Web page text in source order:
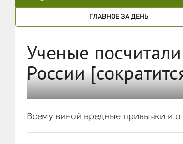
ГЛАВНОЕ ЗА ДЕНЬ
Ученые
России
Всему виной вредные привычки и